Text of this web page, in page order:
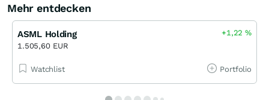
Mehr entdecken
ASML Holding
1.505,60 EUR
+1,22%
Watchlist Portfolio